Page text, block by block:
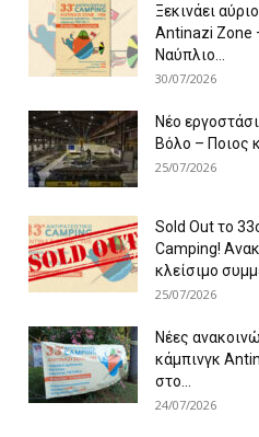
Ξεκινάει
Antinazi Zone
Ναύπλιο...
30/07/2026
Νέο
Βόλο – Ποιος
25/07/2026
Sold Out το
Camping!
κλείσιμο
25/07/2026
Νέες
κάμπινγκ
στο...
24/07/2026